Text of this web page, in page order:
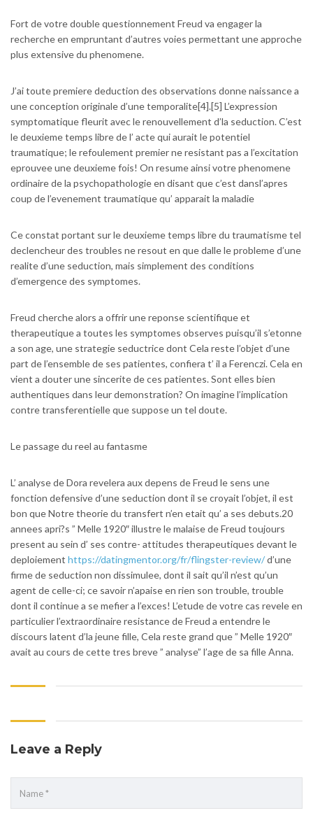
Fort de votre double questionnement Freud va engager la
recherche en empruntant d’autres voies permettant une approche
plus extensive du phenomene.
J’ai toute premiere deduction des observations donne naissance a
une conception originale d’une temporalite[4].[5] L’expression
symptomatique fleurit avec le renouvellement d’la seduction. C’est
le deuxieme temps libre de l’ acte qui aurait le potentiel
traumatique; le refoulement premier ne resistant pas a l’excitation
eprouvee une deuxieme fois! On resume ainsi votre phenomene
ordinaire de la psychopathologie en disant que c’est dansl’apres
coup de l’evenement traumatique qu’ apparait la maladie
Ce constat portant sur le deuxieme temps libre du traumatisme tel
declencheur des troubles ne resout en que dalle le probleme d’une
realite d’une seduction, mais simplement des conditions
d’emergence des symptomes.
Freud cherche alors a offrir une reponse scientifique et
therapeutique a toutes les symptomes observes puisqu’il s’etonne
a son age, une strategie seductrice dont Cela reste l’objet d’une
part de l’ensemble de ses patientes, confiera t’ il a Ferenczi. Cela en
vient a douter une sincerite de ces patientes. Sont elles bien
authentiques dans leur demonstration? On imagine l’implication
contre transferentielle que suppose un tel doute.
Le passage du reel au fantasme
L’ analyse de Dora revelera aux depens de Freud le sens une
fonction defensive d’une seduction dont il se croyait l’objet, il est
bon que Notre theorie du transfert n’en etait qu’ a ses debuts.20
annees apri?s ” Melle 1920″ illustre le malaise de Freud toujours
present au sein d’ ses contre- attitudes therapeutiques devant le
deploiement https://datingmentor.org/fr/flingster-review/d’une
firme de seduction non dissimulee, dont il sait qu’il n’est qu’un
agent de celle-ci; ce savoir n’apaise en rien son trouble, trouble
dont il continue a se mefier a l’exces! L’etude de votre cas revele en
particulier l’extraordinaire resistance de Freud a entendre le
discours latent d’la jeune fille, Cela reste grand que ” Melle 1920″
avait au cours de cette tres breve ” analyse” l’age de sa fille Anna.
Leave a Reply